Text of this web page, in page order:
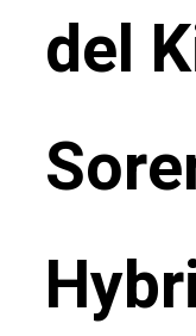
del